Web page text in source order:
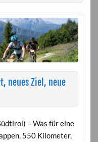
neues Ziel, neue
– Was für eine
550 Kilometer,